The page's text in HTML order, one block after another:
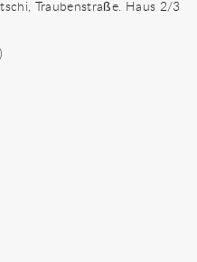
Traubenstraße. Haus 2/3